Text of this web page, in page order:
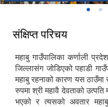
संक्षिप्त परिचय
महाबु गाउँपालिका कर्णाली
जिल्लासंग जोडिएको पहाडी
महाबु रहनाको कारण यस ठाउँमा
रुपमा श्री महावै देवताको उत्पति
भएको र त्यसको अवतार